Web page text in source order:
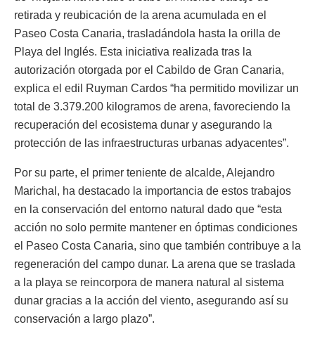
retirada y reubicación de la arena acumulada en el
Paseo Costa Canaria, trasladándola hasta la orilla de
Playa del Inglés. Esta iniciativa realizada tras la
autorización otorgada por el Cabildo de Gran Canaria,
explica el edil Ruyman Cardos “ha permitido movilizar un
total de 3.379.200 kilogramos de arena, favoreciendo la
recuperación del ecosistema dunar y asegurando la
protección de las infraestructuras urbanas adyacentes”.
Por su parte, el primer teniente de alcalde, Alejandro
Marichal, ha destacado la importancia de estos trabajos
en la conservación del entorno natural dado que “esta
acción no solo permite mantener en óptimas condiciones
el Paseo Costa Canaria, sino que también contribuye a la
regeneración del campo dunar. La arena que se traslada
a la playa se reincorpora de manera natural al sistema
dunar gracias a la acción del viento, asegurando así su
conservación a largo plazo”.